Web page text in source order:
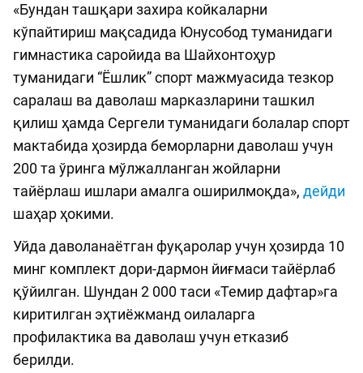
«Бундан ташқари захира койкаларни
кўпайтириш мақсадида Юнусобод туманидаги
гимнастика саройида ва Шайхонтоҳур
туманидаги “Ёшлик” спорт мажмуасида тезкор
саралаш ва даволаш марказларини ташкил
қилиш ҳамда Сергели туманидаги болалар спорт
мактабида ҳозирда беморларни даволаш учун
200 та ўринга мўлжалланган жойларни
тайёрлаш ишлари амалга оширилмоқда», дейди
шаҳар ҳокими.
Уйда даволанаётган фуқаролар учун ҳозирда 10
минг комплект дори-дармон йиғмаси тайёрлаб
қўйилган. Шундан 2 000 таси «Темир дафтар»га
киритилган эҳтиёжманд оилаларга
профилактика ва даволаш учун етказиб
берилди.